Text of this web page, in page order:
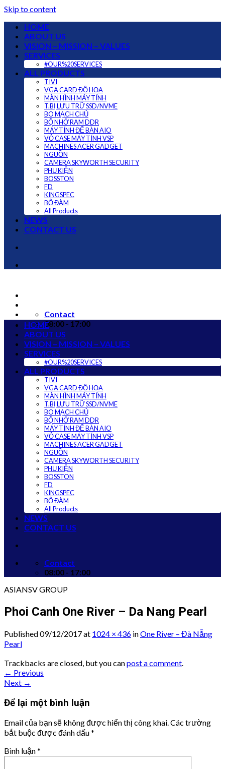
Skip to content
HOME
ABOUT US
VISION – MISSION – VALUES
SERVICES
#OUR%20SERVICES
ALL PRODUCTS
TIVI
VGA CARD ĐỒ HỌA
MÀN HÌNH MÁY TÍNH
T.BỊ LƯU TRỮ SSD/NVME
BO MẠCH CHỦ
BỘ NHỚ RAM DDR
MÁY TÍNH ĐỂ BÀN AIO
VỎ CASE MÁY TÍNH VSP
MACHINES ACER GADGET
NGUỒN
CAMERA SKYWORTH SECURITY
PHỤ KIỆN
BOSSTON
FD
KINGSPEC
BỘ ĐÀM
All Products
NEWS
CONTACT US
Contact
08:00 - 17:00
HOME
ABOUT US
VISION – MISSION – VALUES
SERVICES
#OUR%20SERVICES
ALL PRODUCTS
TIVI
VGA CARD ĐỒ HỌA
MÀN HÌNH MÁY TÍNH
T.BỊ LƯU TRỮ SSD/NVME
BO MẠCH CHỦ
BỘ NHỚ RAM DDR
MÁY TÍNH ĐỂ BÀN AIO
VỎ CASE MÁY TÍNH VSP
MACHINES ACER GADGET
NGUỒN
CAMERA SKYWORTH SECURITY
PHỤ KIỆN
BOSSTON
FD
KINGSPEC
BỘ ĐÀM
All Products
NEWS
CONTACT US
Contact
08:00 - 17:00
ASIANSV GROUP
Phoi Canh One River – Da Nang Pearl
Published09/12/2017at 1024 × 436 inOne River – Đà Nẵng
Pearl
Trackbacks are closed, but you canpost a comment.
← Previous
Next →
Để lại một bình luận
Email của bạn sẽ không được hiển thị công khai.Các trường
bắt buộc được đánh dấu*
Bình luận*